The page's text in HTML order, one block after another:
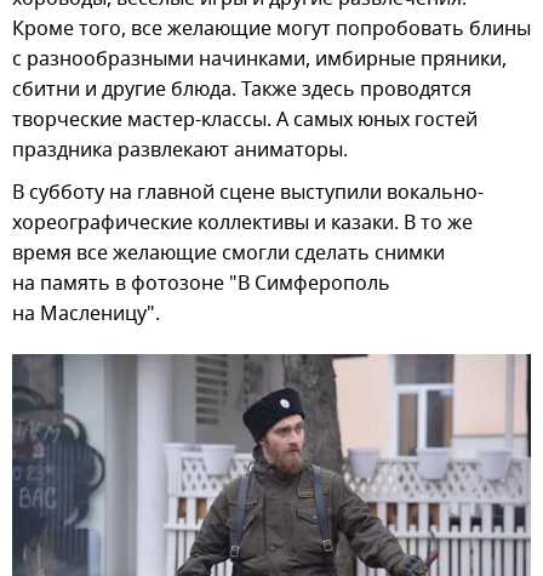
Кроме того, все желающие могут попробовать блины
с разнообразными начинками, имбирные пряники,
сбитни и другие блюда. Также здесь проводятся
творческие мастер-классы. А самых юных гостей
праздника развлекают аниматоры.
В субботу на главной сцене выступили вокально-
хореографические коллективы и казаки. В то же
время все желающие смогли сделать снимки
на память в фотозоне "В Симферополь
на Масленицу".